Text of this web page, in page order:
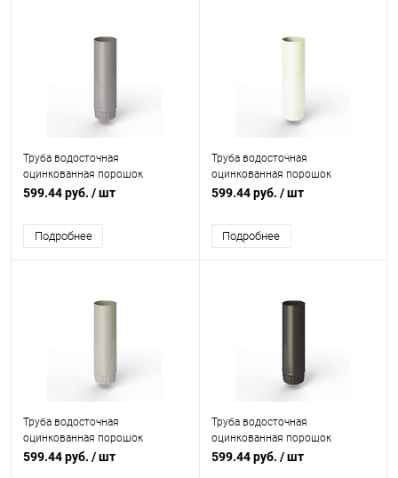
Труба водосточная
оцинкованная порошок
ф125х1250мм RAL 7036
599.44 руб. / шт
Подробнее
Труба водосточная
оцинкованная порошок
ф125х1250мм RAL 9010
599.44 руб. / шт
Подробнее
Труба водосточная
оцинкованная порошок
ф125х1250мм RAL 7044
599.44 руб. / шт
Труба водосточная
оцинкованная порошок
ф125х1250мм RAL 8019
599.44 руб. / шт